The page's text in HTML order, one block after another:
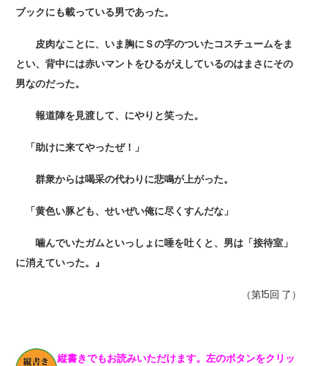
ブックにも載っている男であった。
皮肉なことに、いま胸にＳの字のついたコスチュームをま
とい、背中には赤いマントをひるがえしているのはまさにその
男なのだった。
報道陣を見渡して、にやりと笑った。
「助けに来てやったぜ！」
群衆からは喝采の代わりに悲鳴が上がった。
「黄色い豚ども、せいぜい俺に尽くすんだな」
噛んでいたガムといっしょに唾を吐くと、男は「接待室」
に消えていった。』
（第15回 了）
縦書きでもお読みいただけます。左のボタンをクリッ